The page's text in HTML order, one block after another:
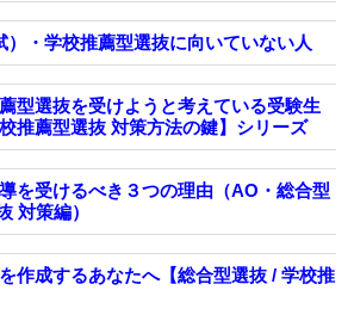
・学校推薦型選抜に向いていない人
型選抜を受けようと考えている受験生
推薦型選抜 対策方法の鍵】シリーズ
を受けるべき３つの理由（AO・総合型
対策編）
作成するあなたへ【総合型選抜 / 学校推